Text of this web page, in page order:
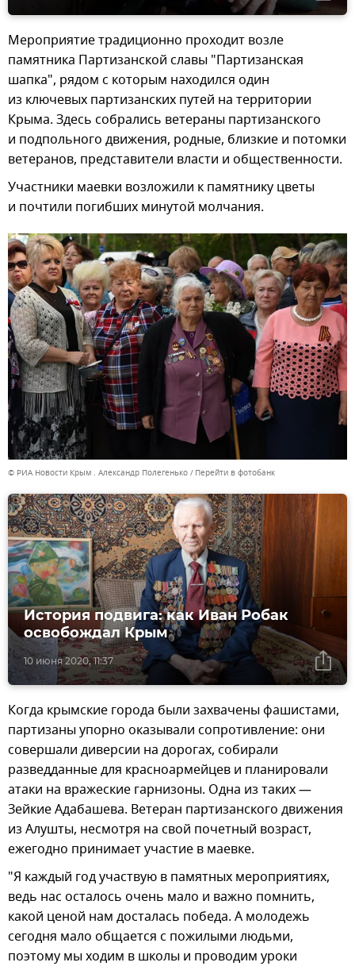
Мероприятие традиционно проходит возле
памятника Партизанской славы "Партизанская
шапка", рядом с которым находился один
из ключевых партизанских путей на территории
Крыма. Здесь собрались ветераны партизанского
и подпольного движения, родные, близкие и потомки
ветеранов, представители власти и общественности.
Участники маевки возложили к памятнику цветы
и почтили погибших минутой молчания.
© РИА Новости Крым . Александр Полегенько Перейти в фотобанк
10 июня 2020, 11:37
История подвига: как Иван Робак
освобождал Крым
Когда крымские города были захвачены фашистами,
партизаны упорно оказывали сопротивление: они
совершали диверсии на дорогах, собирали
разведданные для красноармейцев и планировали
атаки на вражеские гарнизоны. Одна из таких —
Зейкие Адабашева. Ветеран партизанского движения
из Алушты, несмотря на свой почетный возраст,
ежегодно принимает участие в маевке.
"Я каждый год участвую в памятных мероприятиях,
ведь нас осталось очень мало и важно помнить,
какой ценой нам досталась победа. А молодежь
сегодня мало общается с пожилыми людьми,
поэтому мы ходим в школы и проводим уроки